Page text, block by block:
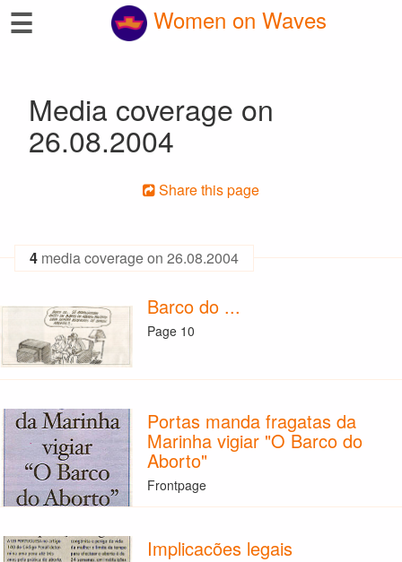
☰ Women on Waves
Media coverage on
26.08.2004
Share this page
4 media coverage on 26.08.2004
Barco do ...
Page 10
Portas manda fragatas da
Marinha vigiar "O Barco do
Aborto"
Frontpage
Implicacões legais